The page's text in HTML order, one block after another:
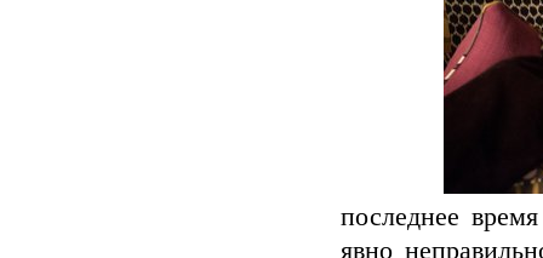
последнее
явно